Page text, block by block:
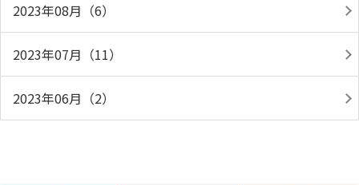
2023年08月（6）
2023年07月（11）
2023年06月（2）